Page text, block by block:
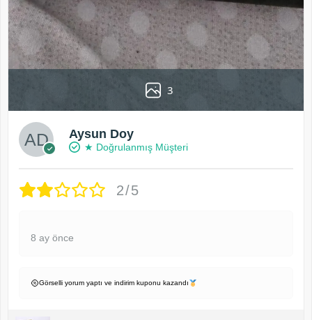
3
Aysun Doy
★ Doğrulanmış Müşteri
2/5
8 ay önce
Görselli yorum yaptı ve indirim kuponu kazandı